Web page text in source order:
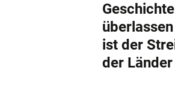
ist der
der